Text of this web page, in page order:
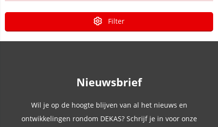
Filter
Nieuwsbrief
Wil je op de hoogte blijven van al het nieuws en
ontwikkelingen rondom DEKAS? Schrijf je in voor onze